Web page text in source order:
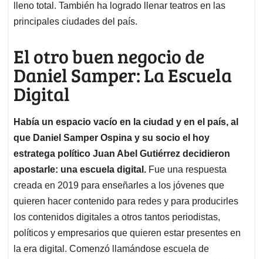
lleno total. También ha logrado llenar teatros en las
principales ciudades del país.
El otro buen negocio de
Daniel Samper: La Escuela
Digital
Había un espacio vacío en la ciudad y en el país, al
que Daniel Samper Ospina y su socio el hoy
estratega político Juan Abel Gutiérrez decidieron
apostarle: una escuela digital. Fue una respuesta
creada en 2019 para enseñarles a los jóvenes que
quieren hacer contenido para redes y para producirles
los contenidos digitales a otros tantos periodistas,
políticos y empresarios que quieren estar presentes en
la era digital. Comenzó llamándose escuela de